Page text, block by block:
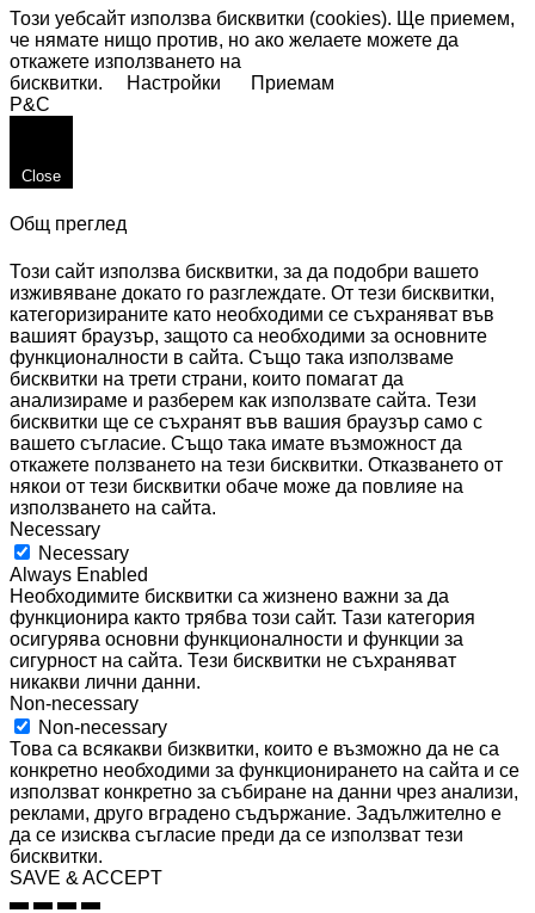
Този уебсайт използва бисквитки (cookies). Ще приемем,
че нямате нищо против, но ако желаете можете да
откажете използването на
бисквитки.
Настройки
Приемам
P&C
Close
Общ преглед
Този сайт използва бисквитки, за да подобри вашето
изживяване докато го разглеждате. От тези бисквитки,
категоризираните като необходими се съхраняват във
вашият браузър, защото са необходими за основните
функционалности в сайта. Също така използваме
бисквитки на трети страни, които помагат да
анализираме и разберем как използвате сайта. Тези
бисквитки ще се съхранят във вашия браузър само с
вашето съгласие. Също така имате възможност да
откажете ползването на тези бисквитки. Отказването от
някои от тези бисквитки обаче може да повлияе на
използването на сайта.
Necessary
Necessary
Always Enabled
Необходимите бисквитки са жизнено важни за да
функционира както трябва този сайт. Тази категория
осигурява основни функционалности и функции за
сигурност на сайта. Тези бисквитки не съхраняват
никакви лични данни.
Non-necessary
Non-necessary
Това са всякакви бизквитки, които е възможно да не са
конкретно необходими за функционирането на сайта и се
използват конкретно за събиране на данни чрез анализи,
реклами, друго вградено съдържание. Задължително е
да се изисква съгласие преди да се използват тези
бисквитки.
SAVE & ACCEPT